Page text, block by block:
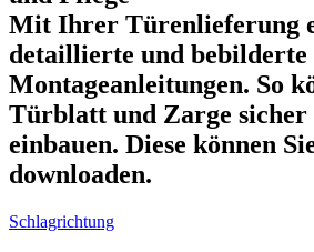
Mit Ihrer Türenlieferung
detaillierte und bebilderte
Montageanleitungen. So
Türblatt und Zarge sicher
einbauen. Diese können
downloaden.
Schlagrichtung